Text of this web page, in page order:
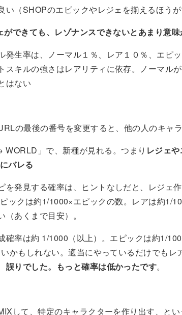
い（SHOPのエピックやレジェを揃えるほうが
ができても、レゾナンスできないとあまり意
発生率は、ノーマル１％、レア１０％、エピッ
スキルの強さはレアリティに依存。ノーマル
はない
の最後の番号を変更すると、他の人のキャ
WORLD」で、新種が見れる。つまり レジェ
バレる
を発見する確率は、ヒントなしだと、レジェ
ックは約1/1000×エピックの数。レアは約1/
あくまで目安）。
確率は約 1/1000（以上）。エピックは約1/100
かもしれない。適当にやっているだけでもレ
誤りでした。もっと確率は低かったです。
して、特定のキャラクターを作り出す、と